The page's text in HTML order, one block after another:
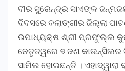
ବୀର ସୁରେନ୍ଦ୍ର ସାଏଙ୍କ
ଦିବସରେ ବଲାଙ୍ଗୀର ଜିଲ୍ଲା
ଉପାଧ୍ୟକ୍ଷ ଶ୍ରୀ ପ୍ରଫୁଲ୍ଲ
ନେତୃତ୍ୱରେ ୭ ଜଣ କାଉନ୍‌ସିଲର
ସାମିଲ ହୋଇଛନ୍ତି । ଏହାଦ୍ୱାରା